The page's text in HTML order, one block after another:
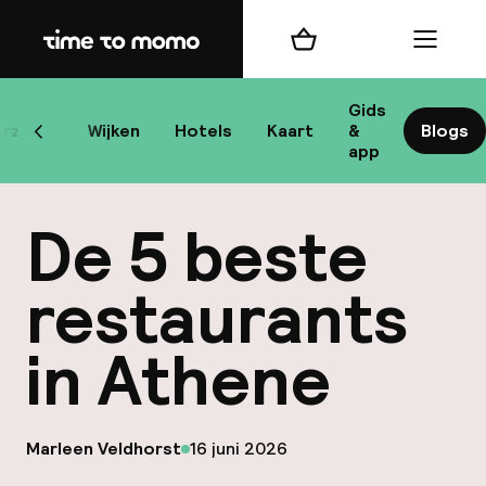
Home
Wijken Hotels Kaart
Gids
&
app
Blogs
Scroll naar links
Winkelmand Menu
De 5 beste
restaurants
in Athene
Gepubliceerd door
Marleen Veldhorst op
16 juni 2026